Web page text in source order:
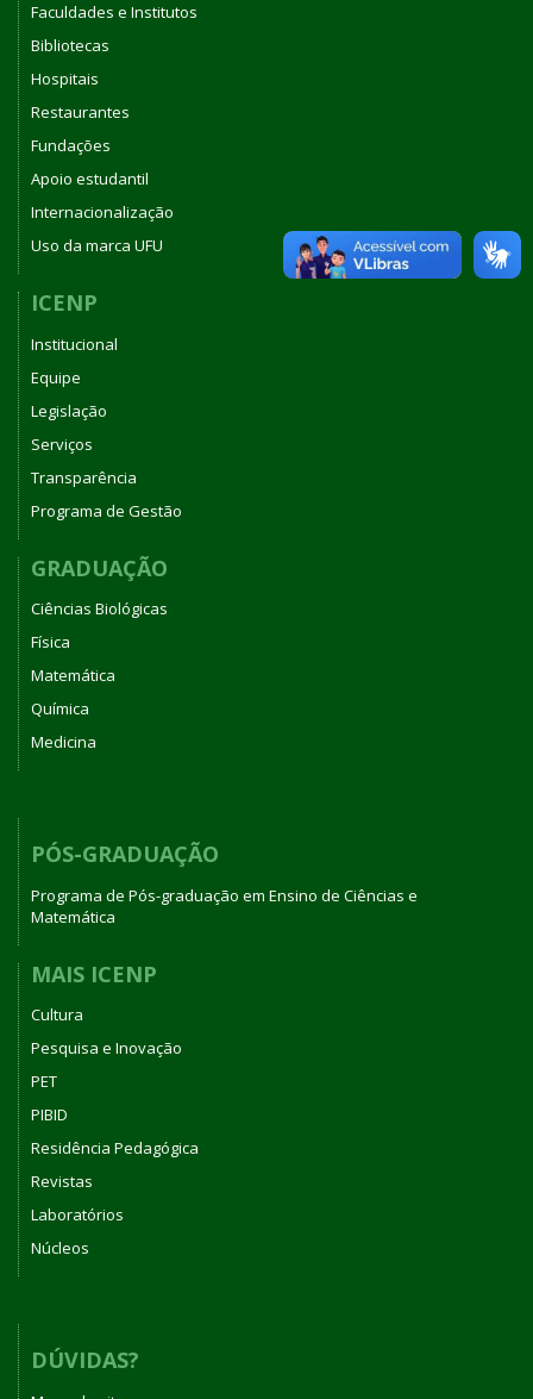
Faculdades e Institutos
Bibliotecas
Hospitais
Restaurantes
Fundações
Apoio estudantil
Internacionalização
Uso da marca UFU
ICENP
Institucional
Equipe
Legislação
Serviços
Transparência
Programa de Gestão
GRADUAÇÃO
Ciências Biológicas
Física
Matemática
Química
Medicina
PÓS-GRADUAÇÃO
Programa de Pós-graduação em Ensino de Ciências e
Matemática
MAIS ICENP
Cultura
Pesquisa e Inovação
PET
PIBID
Residência Pedagógica
Revistas
Laboratórios
Núcleos
DÚVIDAS?